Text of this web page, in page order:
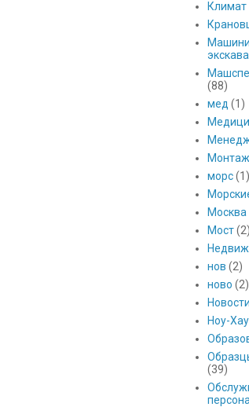
Климат
(88)
мед (1)
морс (1)
Москва
Мост
нов (2)
ново (2)
Ноу-Хау
(39)